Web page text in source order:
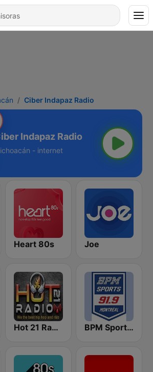
Ciber Indapaz Radio
Indapaz Radio
- internet
Heart 80s Joe
Hot 21 Radio BPM Sports 91.9 FM